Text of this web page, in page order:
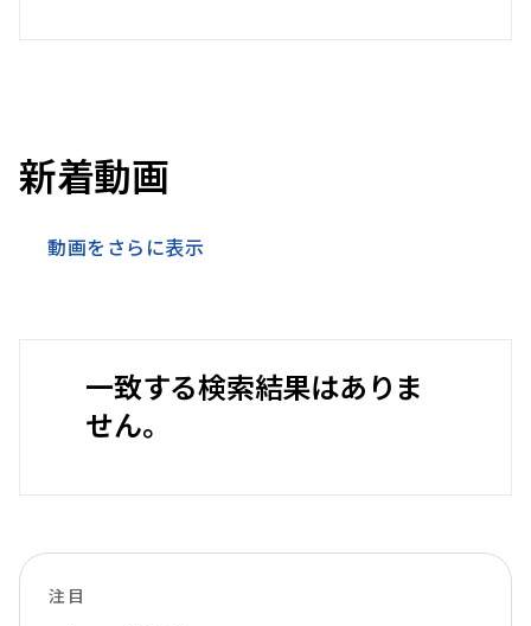
新着動画
動画をさらに表示
一致する検索結果はありま
せん。
注目